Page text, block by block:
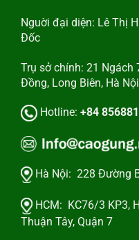
Nguời đại diện: Lê Thị
Đốc
Trụ sở chính: 21 Ngách
Đồng, Long Biên, Hà Nội
Hotline: +84
Hà Nội: 228 Đường
HCM: KC76/3 KP3,
Thuận Tây, Quận 7